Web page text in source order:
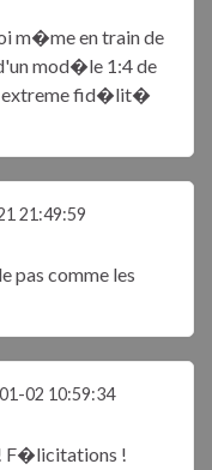
m�me en train de
mod�le 1:4 de
extreme fid�lit�
21:49:59
pas comme les
02 10:59:34
! F�licitations !